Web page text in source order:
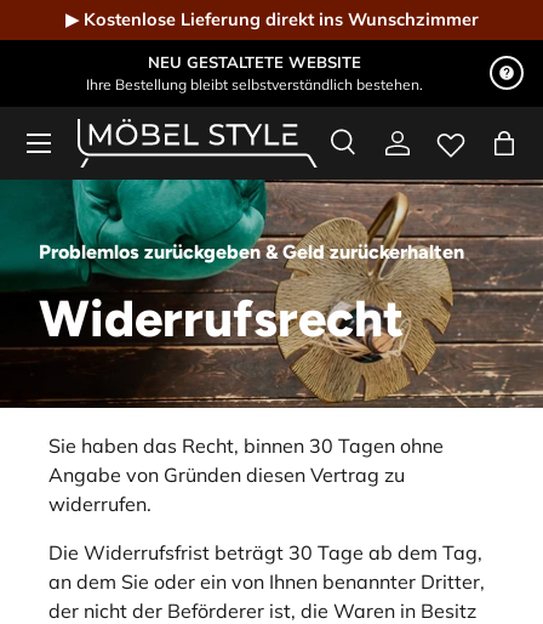
Direkt zum Inhalt
▶ Kostenlose Lieferung direkt ins Wunschzimmer
NEU GESTALTETE WEBSITE
Ihre Bestellung bleibt selbstverständlich bestehen.
Möbel Style - Der Online-Shop für Designmöbel
SuchenSuchen
SucheEinloggen
Menü
Problemlos zurückgeben & Geld zurückerhalten
Widerrufsrecht
Sie haben das Recht, binnen 30 Tagen ohne
Angabe von Gründen diesen Vertrag zu
widerrufen.
Die Widerrufsfrist beträgt 30 Tage ab dem Tag,
an dem Sie oder ein von Ihnen benannter Dritter,
der nicht der Beförderer ist, die Waren in Besitz